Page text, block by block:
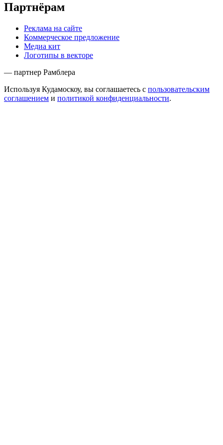
Партнёрам
Реклама на сайте
Коммерческое предложение
Медиа кит
Логотипы в векторе
— партнер Рамблера
Используя Кудамоскоу, вы соглашаетесь с пользовательским
соглашением и политикой конфиденциальности.